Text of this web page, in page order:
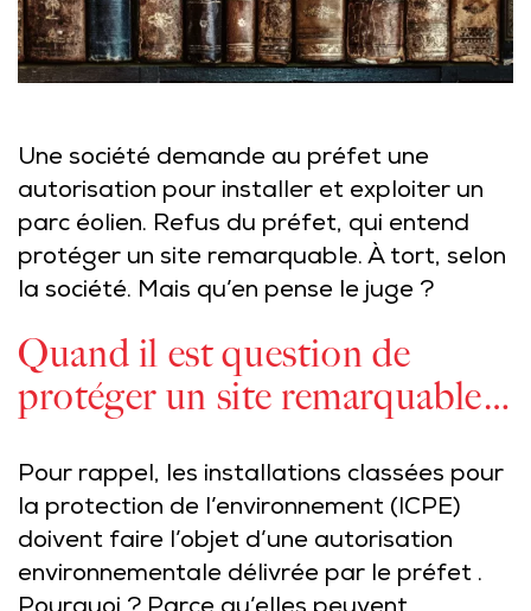
Une société demande au préfet une
autorisation pour installer et exploiter un
parc éolien. Refus du préfet, qui entend
protéger un site remarquable. À tort, selon
la société. Mais qu’en pense le juge ?
Quand il est question de
protéger un site remarquable…
Pour rappel, les installations classées pour
la protection de l’environnement (ICPE)
doivent faire l’objet d’une autorisation
environnementale délivrée par le préfet .